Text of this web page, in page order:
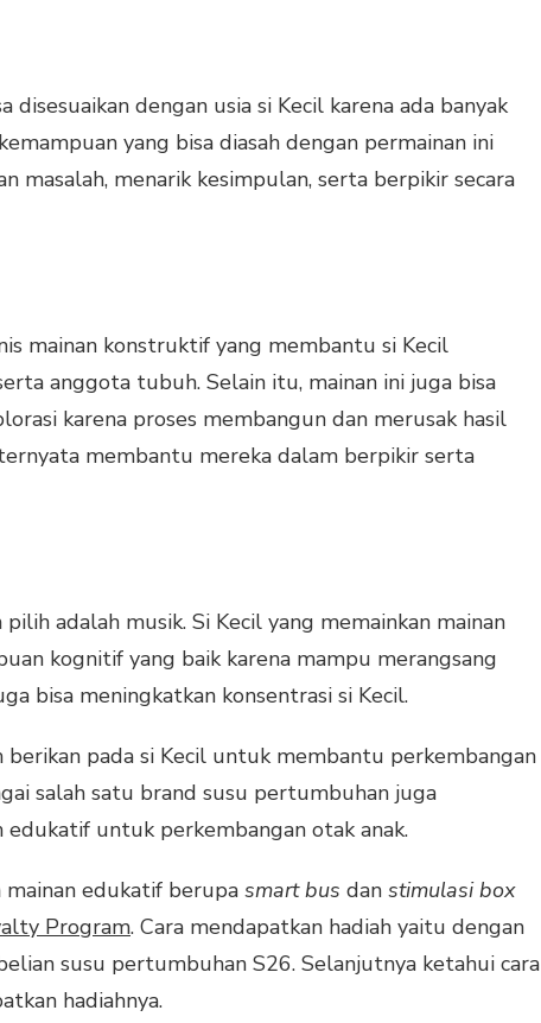
disesuaikan dengan usia si Kecil karena ada banyak
yang bisa diasah dengan permainan ini
masalah, menarik kesimpulan, serta berpikir secara
mainan konstruktif yang membantu si Kecil
anggota tubuh. Selain itu, mainan ini juga bisa
karena proses membangun dan merusak hasil
membantu mereka dalam berpikir serta
adalah musik. Si Kecil yang memainkan mainan
kognitif yang baik karena mampu merangsang
bisa meningkatkan konsentrasi si Kecil.
berikan pada si Kecil untuk membantu perkembangan
salah satu brand susu pertumbuhan juga
untuk perkembangan otak anak.
mainan edukatif berupa smart bus dan stimulasi box
Program. Cara mendapatkan hadiah yaitu dengan
susu pertumbuhan S26. Selanjutnya ketahui cara
hadiahnya.